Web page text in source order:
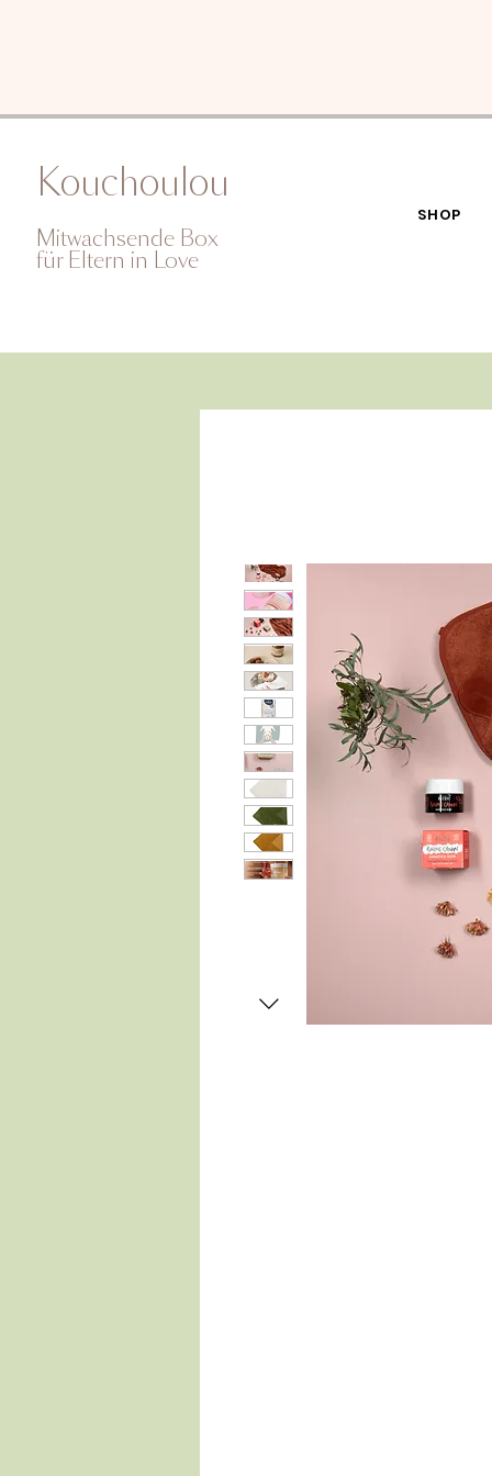
Kouchoulou
Mitwachsende Box
für Eltern in Love
SHOP